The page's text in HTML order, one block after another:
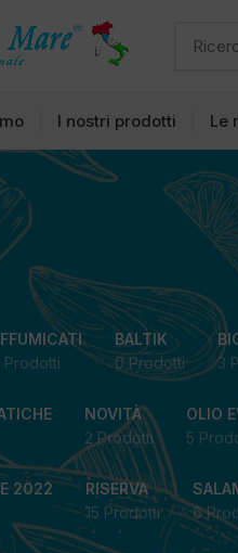
I nostri prodotti Le
Prodotti
BALTIK
0 Prodotti
3
NOVITÀ
2 Prodotti
OLIO
5
2022
RISERVA
15 Prodotti
6